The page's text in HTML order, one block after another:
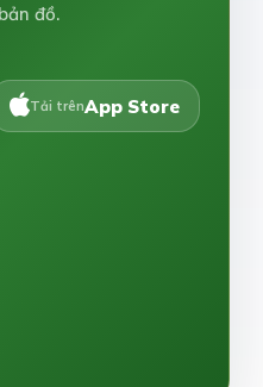
đồ.
Tải trênApp Store